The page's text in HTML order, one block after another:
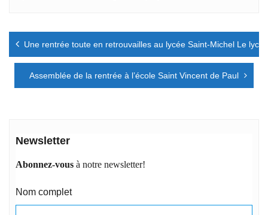
Navigation
l’article
Une rentrée toute en retrouvailles au lycée Saint-Michel Le lycée
Assemblée de la rentrée à l’école Saint Vincent de Paul
Newsletter
Abonnez-vous à notre newsletter!
Nom complet